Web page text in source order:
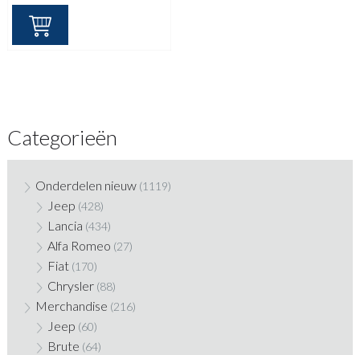
Categorieën
Onderdelen nieuw (1119)
Jeep (428)
Lancia (434)
Alfa Romeo (27)
Fiat (170)
Chrysler (88)
Merchandise (216)
Jeep (60)
Brute (64)